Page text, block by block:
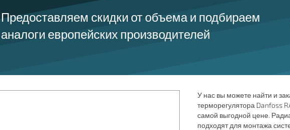
Предоставляем скидки от объема и подбираем
аналоги европейских производителей
У нас вы можете найти и
терморегулятора Danfoss
самой выгодной цене.
подходят для монтажа